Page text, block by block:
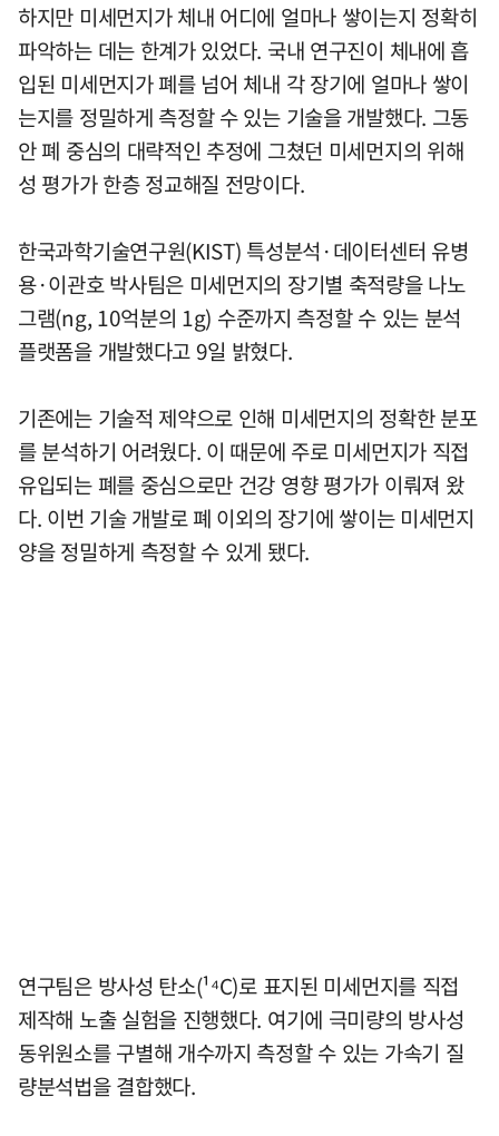
하지만 미세먼지가 체내 어디에 얼마나 쌓이는지 정확히
파악하는 데는 한계가 있었다. 국내 연구진이 체내에 흡
입된 미세먼지가 폐를 넘어 체내 각 장기에 얼마나 쌓이
는지를 정밀하게 측정할 수 있는 기술을 개발했다. 그동
안 폐 중심의 대략적인 추정에 그쳤던 미세먼지의 위해
성 평가가 한층 정교해질 전망이다.
한국과학기술연구원(KIST) 특성분석·데이터센터 유병
용·이관호 박사팀은 미세먼지의 장기별 축적량을 나노
그램(ng, 10억분의 1g) 수준까지 측정할 수 있는 분석
플랫폼을 개발했다고 9일 밝혔다.
기존에는 기술적 제약으로 인해 미세먼지의 정확한 분포
를 분석하기 어려웠다. 이 때문에 주로 미세먼지가 직접
유입되는 폐를 중심으로만 건강 영향 평가가 이뤄져 왔
다. 이번 기술 개발로 폐 이외의 장기에 쌓이는 미세먼지
양을 정밀하게 측정할 수 있게 됐다.
연구팀은 방사성 탄소(¹⁴C)로 표지된 미세먼지를 직접
제작해 노출 실험을 진행했다. 여기에 극미량의 방사성
동위원소를 구별해 개수까지 측정할 수 있는 가속기 질
량분석법을 결합했다.